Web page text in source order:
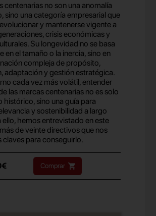
centenarias no son una anomalía
sino una categoría empresarial que
y mantenerse vigente a
crisis económicas y
Su longevidad no se basa
en el tamaño o la inercia, sino en
compleja de propósito,
adaptación y gestión estratégica.
cada vez más volátil, entender
las marcas centenarias no es solo
histórico, sino una guía para
y sostenibilidad a largo
ello, hemos entrevistado en este
de veinte directivos que nos
claves para conseguirlo.
Comprar